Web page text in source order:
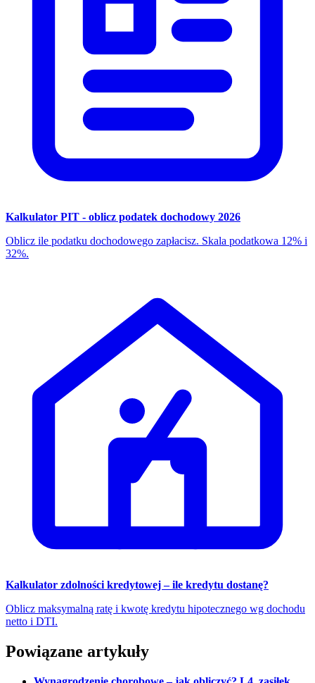
Kalkulator PIT - oblicz podatek dochodowy 2026
Oblicz ile podatku dochodowego zapłacisz. Skala podatkowa 12% i
32%.
Kalkulator zdolności kredytowej – ile kredytu dostanę?
Oblicz maksymalną ratę i kwotę kredytu hipotecznego wg dochodu
netto i DTI.
Powiązane artykuły